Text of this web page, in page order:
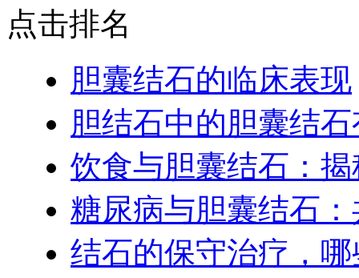
点击排名
胆囊结石的临床表现
胆结石中的胆囊结
饮食与胆囊结石：
糖尿病与胆囊结石
结石的保守治疗，